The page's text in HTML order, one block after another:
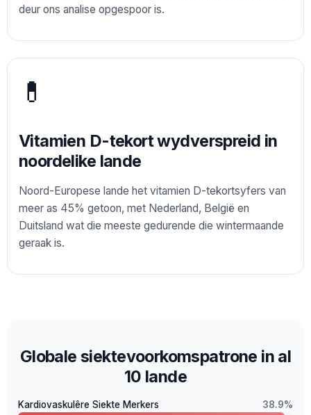
deur ons analise opgespoor is.
💊
Vitamien D-tekort wydverspreid in
noordelike lande
Noord-Europese lande het vitamien D-tekortsyfers van
meer as 45% getoon, met Nederland, België en
Duitsland wat die meeste gedurende die wintermaande
geraak is.
Globale siektevoorkomspatrone in al
10 lande
Kardiovaskulêre Siekte Merkers 38.9%